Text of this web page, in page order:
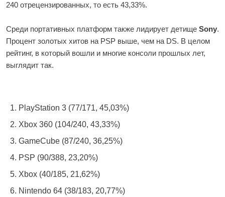
240 отрецензированных, то есть 43,33%.
Среди портативных платформ также лидирует детище Sony.
Процент золотых хитов на PSP выше, чем на DS. В целом
рейтинг, в который вошли и многие консоли прошлых лет,
выглядит так.
PlayStation 3 (77/171, 45,03%)
Xbox 360 (104/240, 43,33%)
GameCube (87/240, 36,25%)
PSP (90/388, 23,20%)
Xbox (40/185, 21,62%)
Nintendo 64 (38/183, 20,77%)